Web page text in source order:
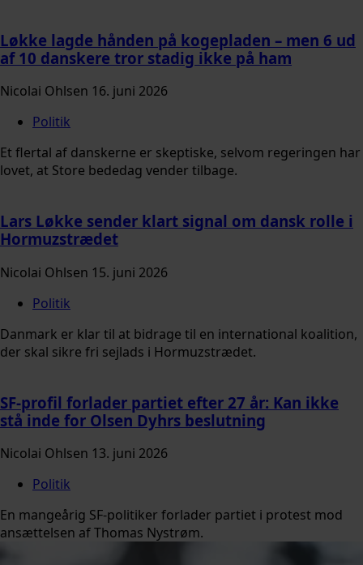
Løkke lagde hånden på kogepladen – men 6 ud
af 10 danskere tror stadig ikke på ham
Nicolai Ohlsen 16. juni 2026
Politik
Et flertal af danskerne er skeptiske, selvom regeringen har
lovet, at Store bededag vender tilbage.
Lars Løkke sender klart signal om dansk rolle i
Hormuzstrædet
Nicolai Ohlsen 15. juni 2026
Politik
Danmark er klar til at bidrage til en international koalition,
der skal sikre fri sejlads i Hormuzstrædet.
SF-profil forlader partiet efter 27 år: Kan ikke
stå inde for Olsen Dyhrs beslutning
Nicolai Ohlsen 13. juni 2026
Politik
En mangeårig SF-politiker forlader partiet i protest mod
ansættelsen af Thomas Nystrøm.